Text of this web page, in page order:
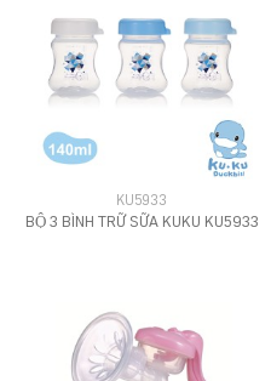
KU5933
BỘ 3 BÌNH TRỮ SỮA KUKU KU5933